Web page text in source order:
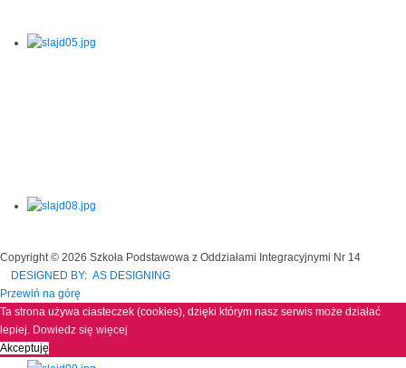
Copyright © 2026 Szkoła Podstawowa z Oddziałami Integracyjnymi Nr 14
DESIGNED BY: AS DESIGNING
Przewiń na górę
Ta strona używa ciasteczek (cookies), dzięki którym nasz serwis może działać
lepiej. Dowiedz się więcej
Akceptuję